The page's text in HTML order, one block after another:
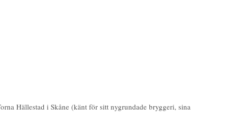
Hällestad i Skåne (känt för sitt nygrundade bryggeri, sina